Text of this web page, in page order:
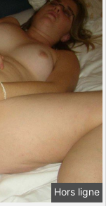
Hors ligne